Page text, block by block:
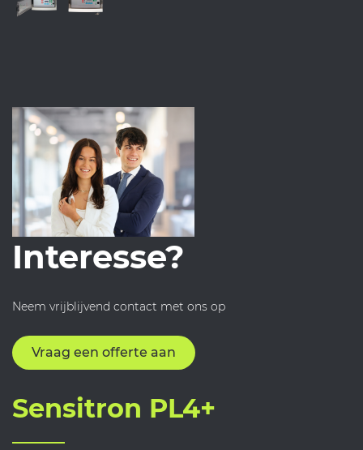
Interesse?
Neem vrijblijvend contact met ons op
Vraag een offerte aan
Sensitron PL4+